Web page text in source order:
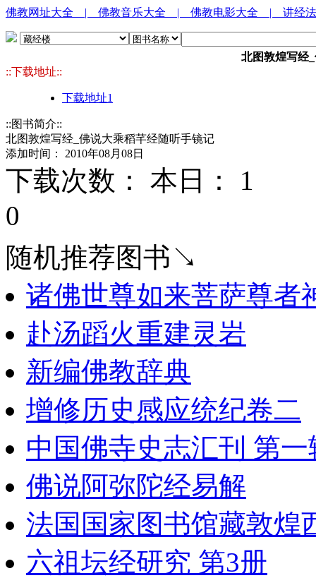
佛教网址大全 | 佛教音乐大全 | 佛教电影大全 | 讲经
北图敦煌写经
::下载地址::
下载地址1
::图书简介::
北图敦煌写经_佛说大乘稻芊经随听手镜记
添加时间： 2010年08月08日
下载次数： 本日： 1
0
随机推荐图书↘
诸佛世尊如来菩萨尊者
赴汤蹈火重建灵岩
新编佛教辞典
增修历史感应统纪卷二
中国佛寺史志汇刊 第
佛说阿弥陀经易解
法国国家图书馆藏敦煌
六祖坛经研究 第3册